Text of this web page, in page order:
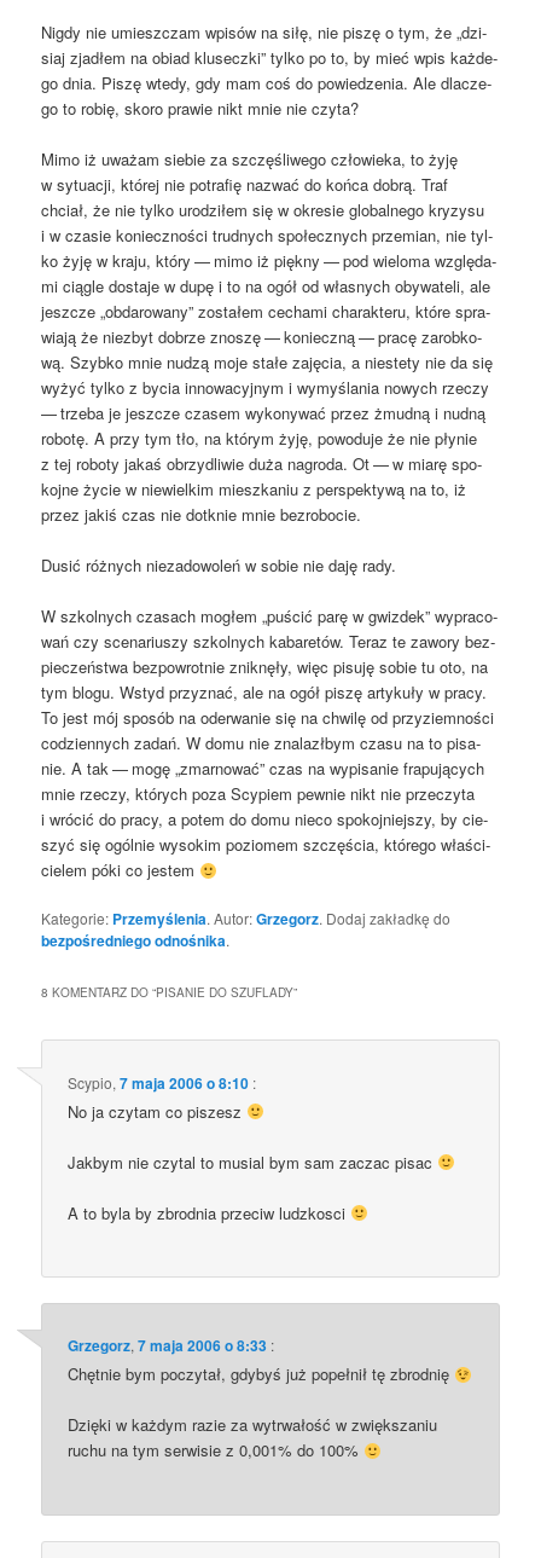
Nigdy nie umiesz­czam wpi­sów na siłę, nie piszę o tym, że „dzi­
siaj zja­dłem na obiad klu­secz­ki” tyl­ko po to, by mieć wpis każ­de­
go dnia. Piszę wte­dy, gdy mam coś do powie­dze­nia. Ale dla­cze­
go to robię, sko­ro pra­wie nikt mnie nie czyta?
Mimo iż uwa­żam sie­bie za szczę­śli­we­go czło­wie­ka, to żyję
w sytu­acji, któ­rej nie potra­fię nazwać do koń­ca dobrą. Traf
chciał, że nie tyl­ko uro­dzi­łem się w okre­sie glo­bal­ne­go kry­zy­su
i w cza­sie koniecz­no­ści trud­nych spo­łecz­nych prze­mian, nie tyl­
ko żyję w kra­ju, któ­ry — mimo iż pięk­ny — pod wie­lo­ma wzglę­da­
mi cią­gle dosta­je w dupę i to na ogół od wła­snych oby­wa­te­li, ale
jesz­cze „obda­ro­wa­ny” zosta­łem cecha­mi cha­rak­te­ru, któ­re spra­
wia­ją że nie­zbyt dobrze zno­szę — koniecz­ną — pra­cę zarob­ko­
wą. Szyb­ko mnie nudzą moje sta­łe zaję­cia, a nie­ste­ty nie da się
wyżyć tyl­ko z bycia inno­wa­cyj­nym i wymy­śla­nia nowych rze­czy
— trze­ba je jesz­cze cza­sem wyko­ny­wać przez żmud­ną i nud­ną
robo­tę. A przy tym tło, na któ­rym żyję, powo­du­je że nie pły­nie
z tej robo­ty jakaś obrzy­dli­wie duża nagro­da. Ot — w mia­rę spo­
koj­ne życie w nie­wiel­kim miesz­ka­niu z per­spek­ty­wą na to, iż
przez jakiś czas nie dotknie mnie bezrobocie.
Dusić róż­nych nie­za­do­wo­leń w sobie nie daję rady.
W szkol­nych cza­sach mogłem „puścić parę w gwiz­dek” wypra­co­
wań czy sce­na­riu­szy szkol­nych kaba­re­tów. Teraz te zawo­ry bez­
pie­czeń­stwa bez­pow­rot­nie znik­nę­ły, więc pisu­ję sobie tu oto, na
tym blo­gu. Wstyd przy­znać, ale na ogół piszę arty­ku­ły w pra­cy.
To jest mój spo­sób na ode­rwa­nie się na chwi­lę od przy­ziem­no­ści
codzien­nych zadań. W domu nie zna­la­zł­bym cza­su na to pisa­
nie. A tak — mogę „zmar­no­wać” czas na wypi­sa­nie fra­pu­ją­cych
mnie rze­czy, któ­rych poza Scy­piem pew­nie nikt nie prze­czy­ta
i wró­cić do pra­cy, a potem do domu nie­co spo­koj­niej­szy, by cie­
szyć się ogól­nie wyso­kim pozio­mem szczę­ścia, któ­re­go wła­ści­
cie­lem póki co jestem
Kategorie: Przemyślenia. Autor:Grzegorz. Dodaj zakładkę do
bezpośredniego odnośnika.
8 KOMENTARZ DO “PISANIE DO SZUFLADY”
Scypio,7 maja 2006 o 8:10 :
No ja czy­tam co piszesz
Jak­bym nie czy­tal to musial bym sam zaczac pisac
A to byla by zbrod­nia prze­ciw ludzkosci
Grzegorz,7 maja 2006 o 8:33 :
Chęt­nie bym poczy­tał, gdy­byś już popeł­nił tę zbrodnię
Dzię­ki w każ­dym razie za wytrwa­łość w zwięk­sza­niu
ruchu na tym ser­wi­sie z 0,001% do 100%